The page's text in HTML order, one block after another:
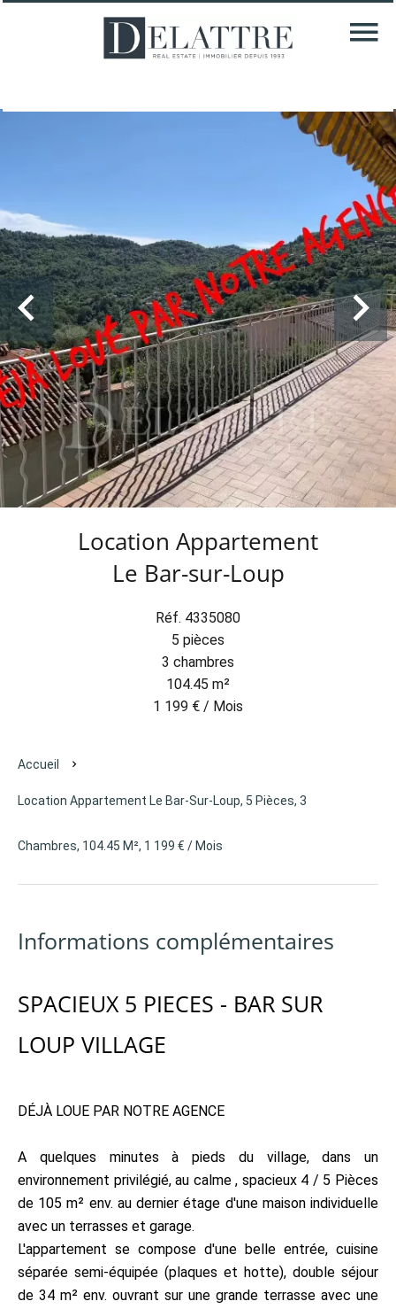
Location Appartement
Le Bar-sur-Loup
Réf. 4335080
5 pièces
3 chambres
104.45 m²
1 199 € / Mois
Accueil
Location Appartement Le Bar-Sur-Loup, 5 Pièces, 3
Chambres, 104.45 M², 1 199 € / Mois
Informations complémentaires
SPACIEUX 5 PIECES - BAR SUR
LOUP VILLAGE
DÉJÀ LOUE PAR NOTRE AGENCE
A quelques minutes à pieds du village, dans un
environnement privilégié, au calme , spacieux 4 / 5 Pièces
de 105 m² env. au dernier étage d'une maison individuelle
avec un terrasses et garage.
L'appartement se compose d'une belle entrée, cuisine
séparée semi-équipée (plaques et hotte), double séjour
de 34 m² env. ouvrant sur une grande terrasse avec une